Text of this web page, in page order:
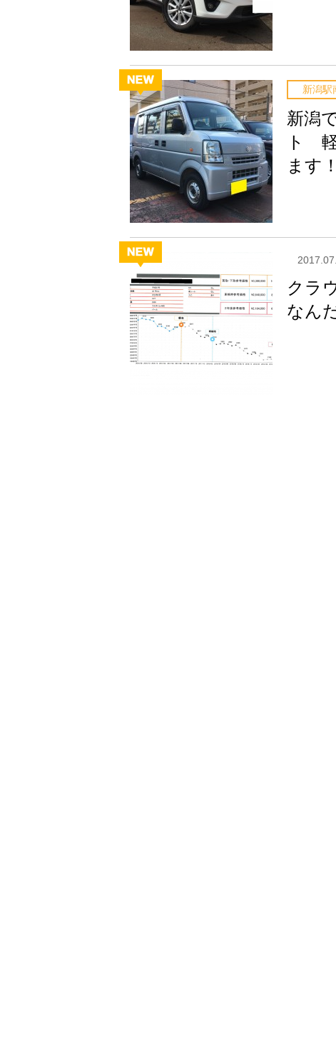
新潟駅
新潟
ト
ます
クラ
なん